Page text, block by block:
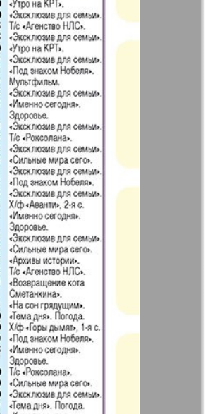
66
78
Wadim
Дом и семья
Еврейская
панорама
Жизнь женщины
Идеальная фирма
Катюша
Крот в Германии